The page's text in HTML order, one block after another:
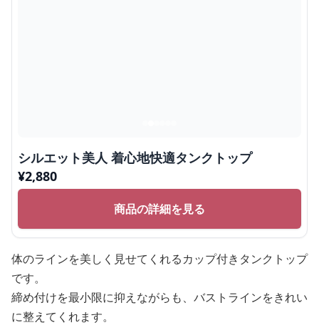
シルエット美人 着心地快適タンクトップ
¥2,880
商品の詳細を見る
体のラインを美しく見せてくれるカップ付きタンクトップ
です。
締め付けを最小限に抑えながらも、バストラインをきれい
に整えてくれます。